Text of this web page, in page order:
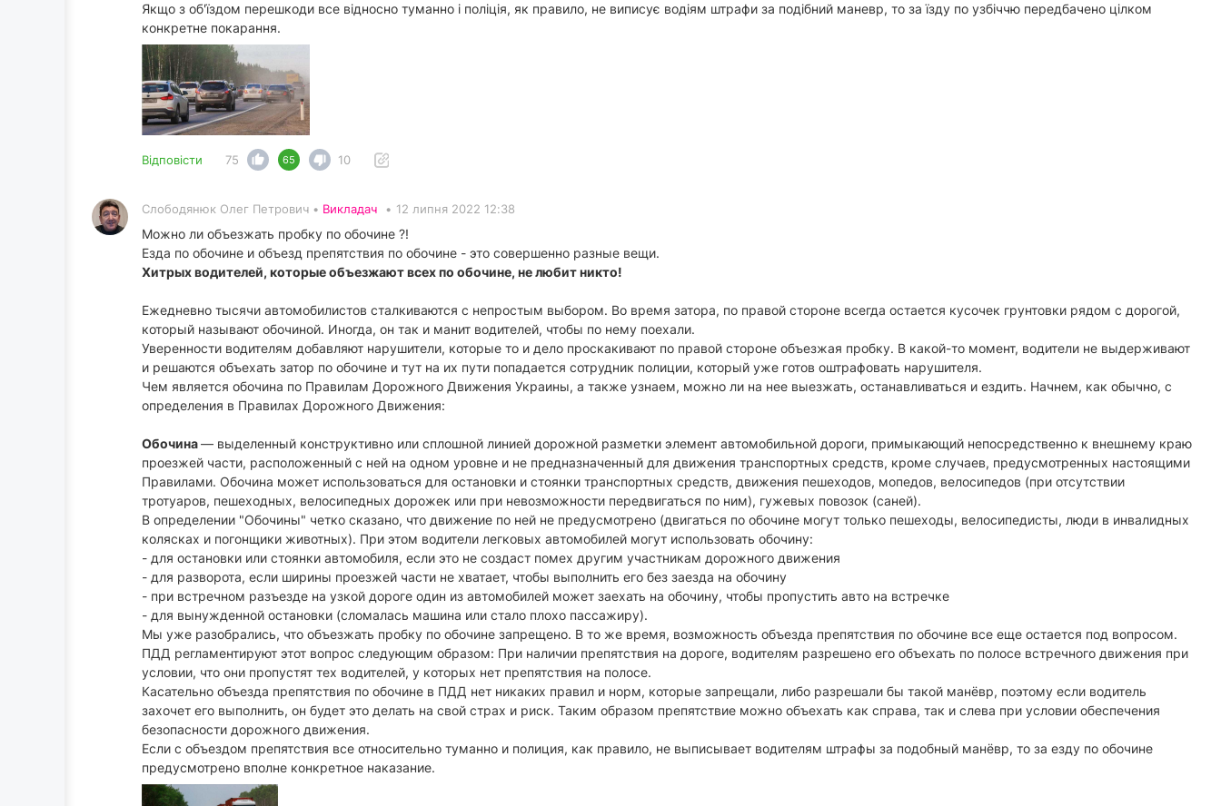
Якщо з об'їздом перешкоди все відносно туманно і поліція, як правило, не виписує водіям штрафи за подібний маневр, то за їзду по узбіччю передбачено цілком
конкретне покарання.
Відповісти 75 65 10
Слободянюк Олег Петрович • Викладач • 12 липня 2022 12:38
Можно ли объезжать пробку по обочине ?!
Езда по обочине и объезд препятствия по обочине - это совершенно разные вещи.
Хитрых водителей, которые объезжают всех по обочине, не любит никто!
Ежедневно тысячи автомобилистов сталкиваются с непростым выбором. Во время затора, по правой стороне всегда остается кусочек грунтовки рядом с дорогой,
который называют обочиной. Иногда, он так и манит водителей, чтобы по нему поехали.
Уверенности водителям добавляют нарушители, которые то и дело проскакивают по правой стороне объезжая пробку. В какой-то момент, водители не выдерживают
и решаются объехать затор по обочине и тут на их пути попадается сотрудник полиции, который уже готов оштрафовать нарушителя.
Чем является обочина по Правилам Дорожного Движения Украины, а также узнаем, можно ли на нее выезжать, останавливаться и ездить. Начнем, как обычно, с
определения в Правилах Дорожного Движения:
Обочина— выделенный конструктивно или сплошной линией дорожной разметки элемент автомобильной дороги, примыкающий непосредственно к внешнему краю
проезжей части, расположенный с ней на одном уровне и не предназначенный для движения транспортных средств, кроме случаев, предусмотренных настоящими
Правилами. Обочина может использоваться для остановки и стоянки транспортных средств, движения пешеходов, мопедов, велосипедов (при отсутствии
тротуаров, пешеходных, велосипедных дорожек или при невозможности передвигаться по ним), гужевых повозок (саней).
В определении "Обочины" четко сказано, что движение по ней не предусмотрено (двигаться по обочине могут только пешеходы, велосипедисты, люди в инвалидных
колясках и погонщики животных). При этом водители легковых автомобилей могут использовать обочину:
- для остановки или стоянки автомобиля, если это не создаст помех другим участникам дорожного движения
- для разворота, если ширины проезжей части не хватает, чтобы выполнить его без заезда на обочину
- при встречном разъезде на узкой дороге один из автомобилей может заехать на обочину, чтобы пропустить авто на встречке
- для вынужденной остановки (сломалась машина или стало плохо пассажиру).
Мы уже разобрались, что объезжать пробку по обочине запрещено. В то же время, возможность объезда препятствия по обочине все еще остается под вопросом.
ПДД регламентируют этот вопрос следующим образом: При наличии препятствия на дороге, водителям разрешено его объехать по полосе встречного движения при
условии, что они пропустят тех водителей, у которых нет препятствия на полосе.
Касательно объезда препятствия по обочине в ПДД нет никаких правил и норм, которые запрещали, либо разрешали бы такой манёвр, поэтому если водитель
захочет его выполнить, он будет это делать на свой страх и риск. Таким образом препятствие можно объехать как справа, так и слева при условии обеспечения
безопасности дорожного движения.
Если с объездом препятствия все относительно туманно и полиция, как правило, не выписывает водителям штрафы за подобный манёвр, то за езду по обочине
предусмотрено вполне конкретное наказание.